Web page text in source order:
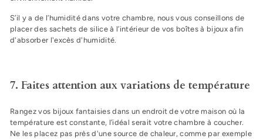
S’il y a de l’humidité dans votre chambre, nous vous conseillons de
placer des sachets de silice à l’intérieur de vos boîtes à bijoux afin
d'absorber l'excès d'humidité.
7. Faites attention aux variations de température
Rangez vos bijoux fantaisies dans un endroit de votre maison où la
température est constante, l’idéal serait votre chambre à coucher.
Ne les placez pas près d'une source de chaleur, comme par exemple